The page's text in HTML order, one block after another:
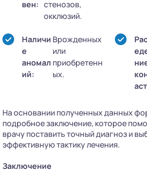
вен: стенозов,
окклюзий.
Наличи
е
аномал
ий:
Врожденных
или
приобретенн
ых.
На основании полученных данных
подробное заключение, которое
врачу поставить точный диагноз и
эффективную тактику лечения.
Заключение